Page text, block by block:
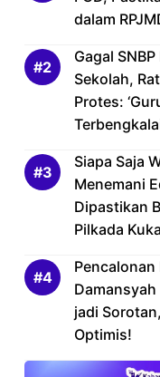
dalam
Gagal
Sekolah,
Protes:
Siapa Saja
Menemani
Dipastikan
Pilkada
Pencalonan
jadi
Optimis!